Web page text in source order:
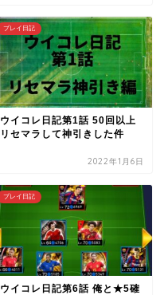
プレイ日記
ウイコレ日記第1話 50回以上
リセマラして神引きした件
2022年1月6日
プレイ日記
ウイコレ日記第6話 俺と★5確